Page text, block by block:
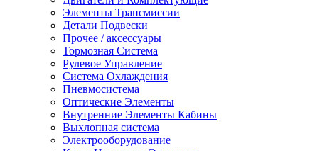
Элементы Трансмиссии
Детали Подвески
Прочее / аксессуары
Тормозная Система
Рулевое Управление
Система Охлаждения
Пневмосистема
Оптические Элементы
Внутренние Элементы Кабины
Выхлопная система
Электрооборудование